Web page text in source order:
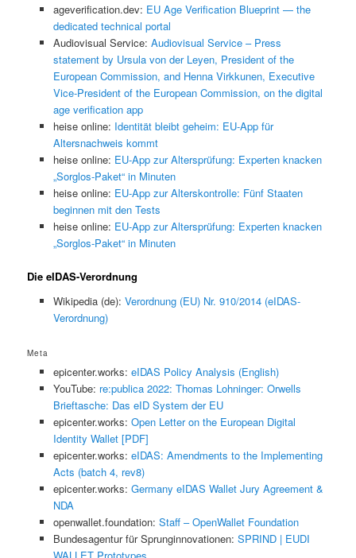
ageverification.dev: EU Age Verification Blueprint — the
dedicated technical portal
Audiovisual Service: Audiovisual Service – Press
statement by Ursula von der Leyen, President of the
European Commission, and Henna Virkkunen, Executive
Vice-President of the European Commission, on the digital
age verification app
heise online: Identität bleibt geheim: EU-App für
Altersnachweis kommt
heise online: EU-App zur Altersprüfung: Experten knacken
„Sorglos-Paket“ in Minuten
heise online: EU-App zur Alterskontrolle: Fünf Staaten
beginnen mit den Tests
heise online: EU-App zur Altersprüfung: Experten knacken
„Sorglos-Paket“ in Minuten
Die eIDAS-Verordnung
Wikipedia (de): Verordnung (EU) Nr. 910/2014 (eIDAS-
Verordnung)
Meta
epicenter.works: eIDAS Policy Analysis (English)
YouTube: re:publica 2022: Thomas Lohninger: Orwells
Brieftasche: Das eID System der EU
epicenter.works: Open Letter on the European Digital
Identity Wallet [PDF]
epicenter.works: eIDAS: Amendments to the Implementing
Acts (batch 4, rev8)
epicenter.works: Germany eIDAS Wallet Jury Agreement &
NDA
openwallet.foundation: Staff – OpenWallet Foundation
Bundesagentur für Sprunginnovationen: SPRIND | EUDI